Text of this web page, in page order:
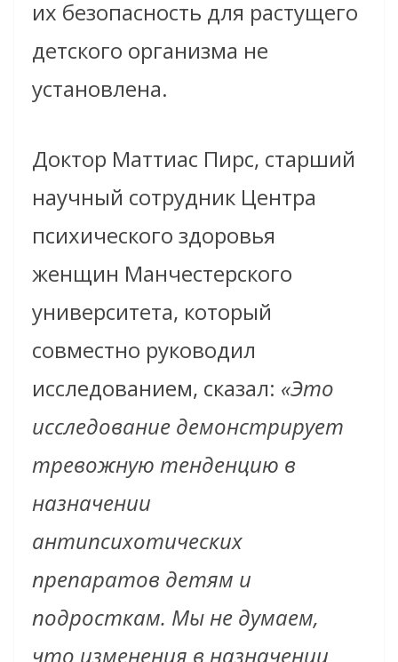
их безопасность для растущего
детского организма не
установлена.
Доктор Маттиас Пирс, старший
научный сотрудник Центра
психического здоровья
женщин Манчестерского
университета, который
совместно руководил
исследованием, сказал: «Это
исследование демонстрирует
тревожную тенденцию в
назначении
антипсихотических
препаратов детям и
подросткам. Мы не думаем,
что изменения в назначении